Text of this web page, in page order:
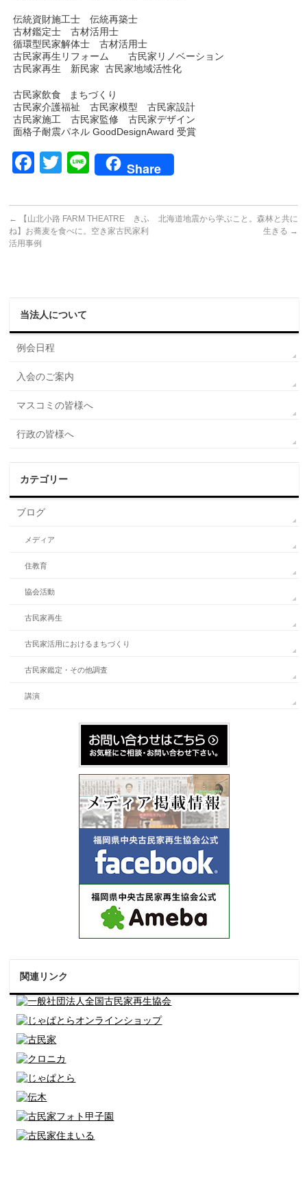
伝統資財施工士 伝統再築士
古材鑑定士 古材活用士
循環型民家解体士 古材活用士
古民家再生リフォーム 古民家リノベーション
古民家再生 新民家 古民家地域活性化
古民家飲食 まちづくり
古民家介護福祉 古民家模型 古民家設計
古民家施工 古民家監修 古民家デザイン
面格子耐震パネル GoodDesignAward 受賞
Facebook
Twitter
LineShare
←
【山北小路 FARM THEATRE きふ
ね】お蕎麦を食べに。空き家古民家利
活用事例
北海道地震から学ぶこと。森林と共に
生きる →
当法人について
例会日程
入会のご案内
マスコミの皆様へ
行政の皆様へ
カテゴリー
ブログ
メディア
住教育
協会活動
古民家再生
古民家活用におけるまちづくり
古民家鑑定・その他調査
講演
関連リンク